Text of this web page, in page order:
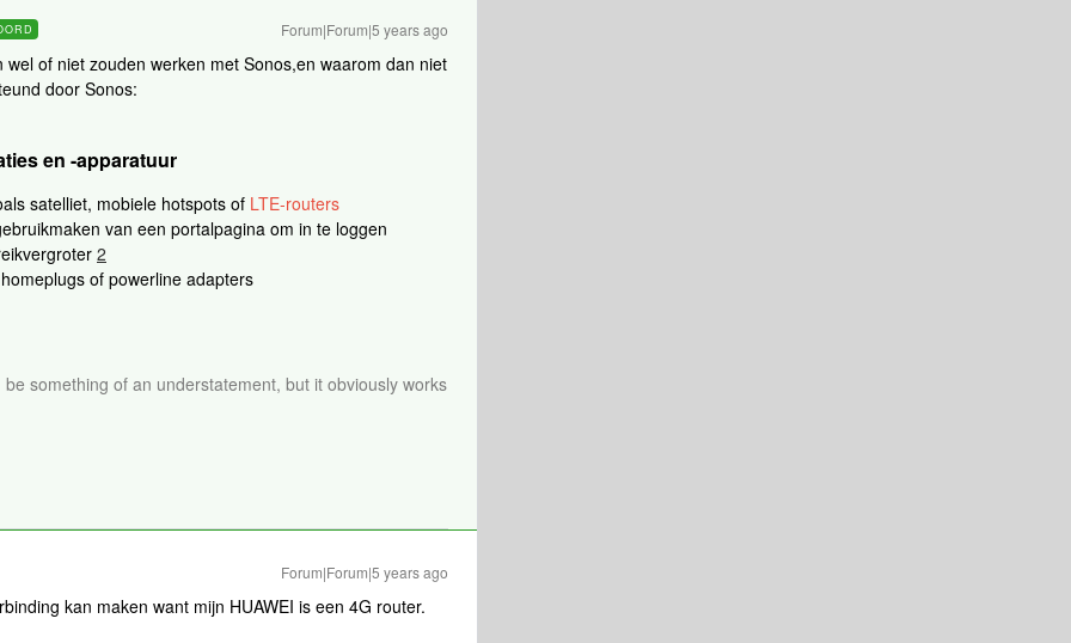
Forum|Forum|5 years ago
of niet zouden werken met Sonos,en waarom dan niet
door Sonos:
en -apparatuur
satelliet, mobiele hotspots of LTE-routers
van een portalpagina om in te loggen
2
of powerline adapters
something of an understatement, but it obviously works
Forum|Forum|5 years ago
kan maken want mijn HUAWEI is een 4G router.